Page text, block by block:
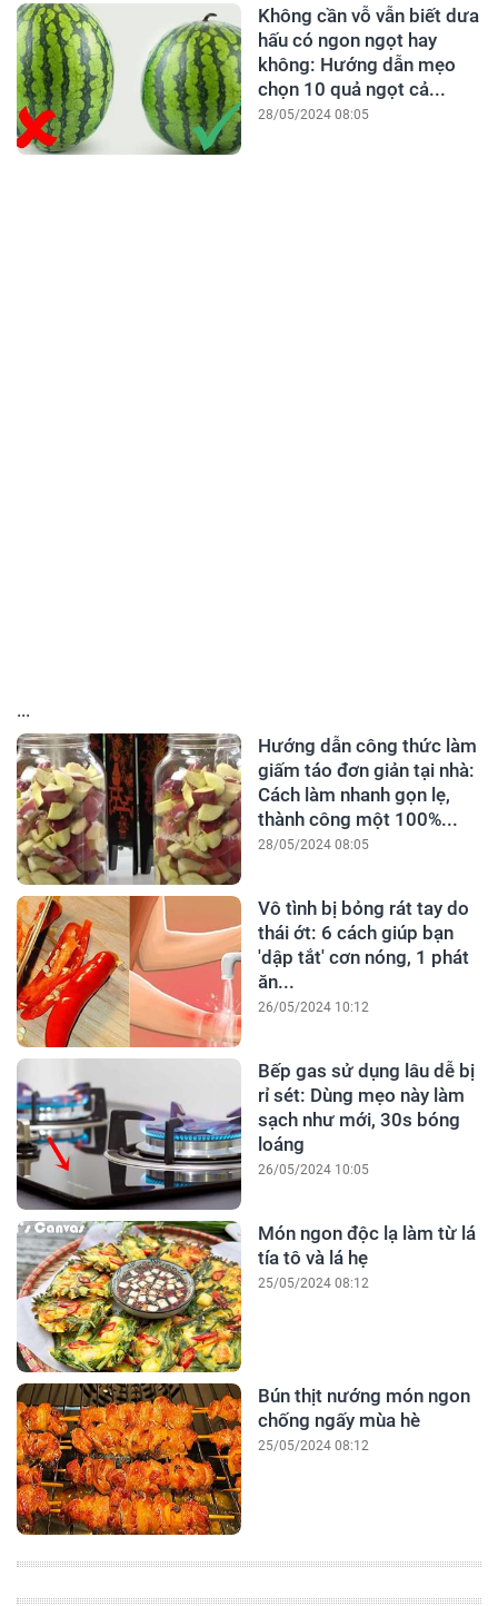
Không cần vỗ vẫn biết dưa
hấu có ngon ngọt hay
không: Hướng dẫn mẹo
chọn 10 quả ngọt cả...
28/05/2024 08:05
...
Hướng dẫn công thức làm
giấm táo đơn giản tại nhà:
Cách làm nhanh gọn lẹ,
thành công một 100%...
28/05/2024 08:05
Vô tình bị bỏng rát tay do
thái ớt: 6 cách giúp bạn
'dập tắt' cơn nóng, 1 phát
ăn...
26/05/2024 10:12
Bếp gas sử dụng lâu dễ bị
rỉ sét: Dùng mẹo này làm
sạch như mới, 30s bóng
loáng
26/05/2024 10:05
Món ngon độc lạ làm từ lá
tía tô và lá hẹ
25/05/2024 08:12
Bún thịt nướng món ngon
chống ngấy mùa hè
25/05/2024 08:12